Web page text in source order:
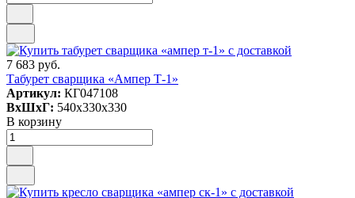
7 683 руб.
Табурет сварщика «Ампер Т-1»
Артикул: КГ047108
ВxШxГ: 540x330x330
В корзину